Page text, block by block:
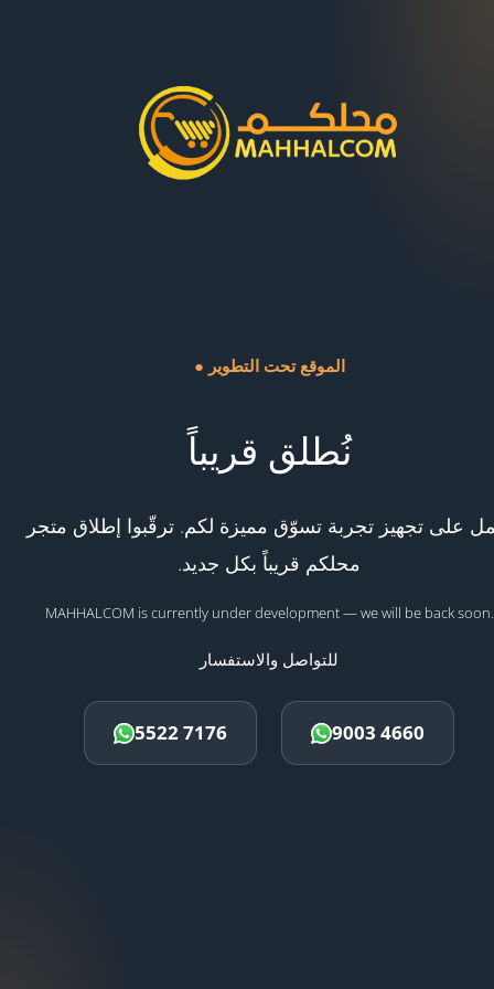
● الموقع تحت التطوير
نُطلق قريباً
على تجهيز تجربة تسوّق مميزة لكم. ترقّبوا إطلاق متجر
محلكم قريباً بكل جديد.
MAHHALCOM is currently under development — we will be back soon.
للتواصل والاستفسار
5522 7176 9003 4660